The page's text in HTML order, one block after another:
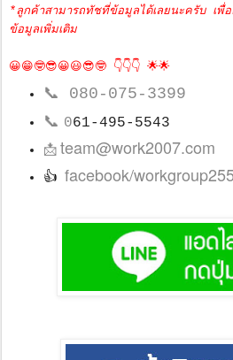
*ลูกค้าสามารถทัชที่ข้อมูลได้เลยนะครับ เพื่
ข้อมูลเพิ่มเติม
😀😁🤓😎😀😃😎🤓 👇👇👇 🌟🌟
📞 080-075-3399
📞 061-495-5543
📩team@work2007.com
👍 facebook/